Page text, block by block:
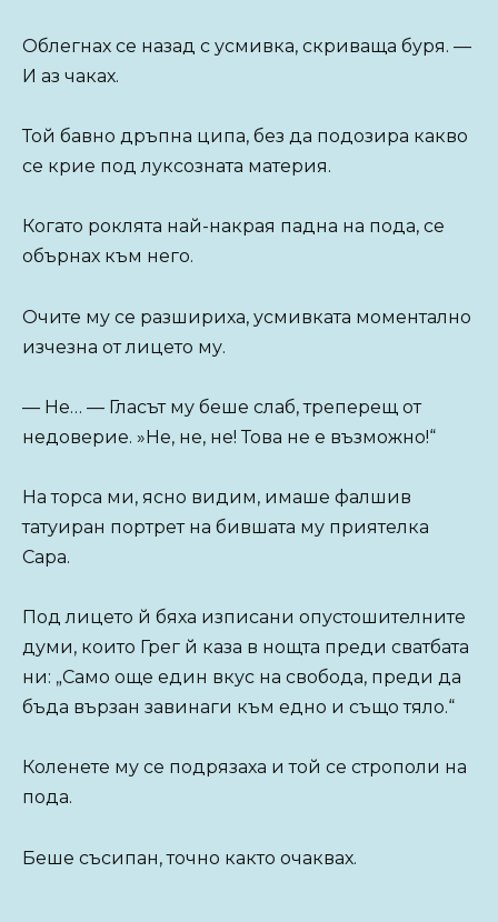
Облегнах се назад с усмивка, скриваща буря. —
И аз чаках.
Той бавно дръпна ципа, без да подозира какво
се крие под луксозната материя.
Когато роклята най-накрая падна на пода, се
обърнах към него.
Очите му се разшириха, усмивката моментално
изчезна от лицето му.
— Не… — Гласът му беше слаб, треперещ от
недоверие. »Не, не, не! Това не е възможно!“
На торса ми, ясно видим, имаше фалшив
татуиран портрет на бившата му приятелка
Сара.
Под лицето й бяха изписани опустошителните
думи, които Грег й каза в нощта преди сватбата
ни: „Само още един вкус на свобода, преди да
бъда вързан завинаги към едно и също тяло.“
Коленете му се подрязаха и той се строполи на
пода.
Беше съсипан, точно както очаквах.